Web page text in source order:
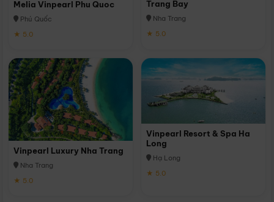
Melia Vinpearl Phu Quoc
Phú Quốc
★ 5.0
Trang Bay
Nha Trang
★ 5.0
Vinpearl Luxury Nha Trang
Nha Trang
★ 5.0
Vinpearl Resort & Spa Ha
Long
Hạ Long
★ 5.0